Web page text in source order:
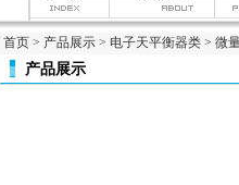
首页 > 产品展示 > 电子天平衡器类 > 微
产品展示